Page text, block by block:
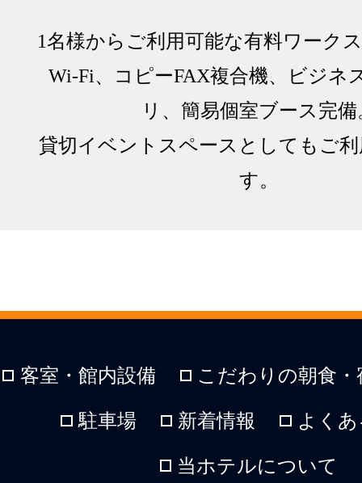
1名様からご利用可能な有料ワーク
Wi-Fi、コピーFAX複合機、ビジネ
リ、簡易個室ブース完備
貸切イベントスペースとしてもご
す。
客室・館内設備 こだわりの朝食
駐車場 新着情報 よく
当ホテルについて